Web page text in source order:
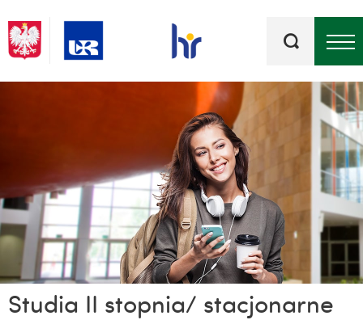
kluczowe
Studia II stopnia/ stacjonarne